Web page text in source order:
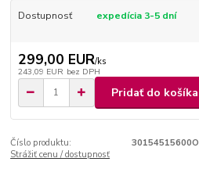
Dostupnosť expedícia 3-5 dní
299,00 EUR/ks
243,09 EUR bez DPH
Pridať do košíka
Číslo produktu:
Strážiť cenu / dostupnosť